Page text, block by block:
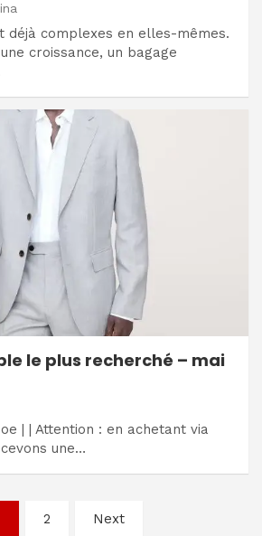
déjà complexes en elles-mêmes.
croissance, un bagage
le plus recherché – mai
| | Attention : en achetant via
une…
2 Next